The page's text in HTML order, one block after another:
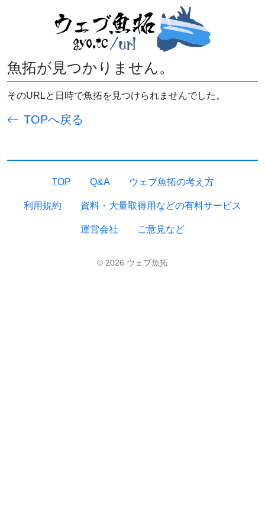
魚拓が見つかりません。
そのURLと日時で魚拓を見つけられませんでした。
TOPへ戻る
TOP Q&A ウェブ魚拓の考え方
利用規約 資料・大量取得用などの有料サービス
運営会社 ご意見など
© 2026 ウェブ魚拓